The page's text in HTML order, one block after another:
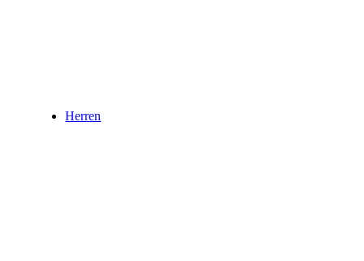
Herren